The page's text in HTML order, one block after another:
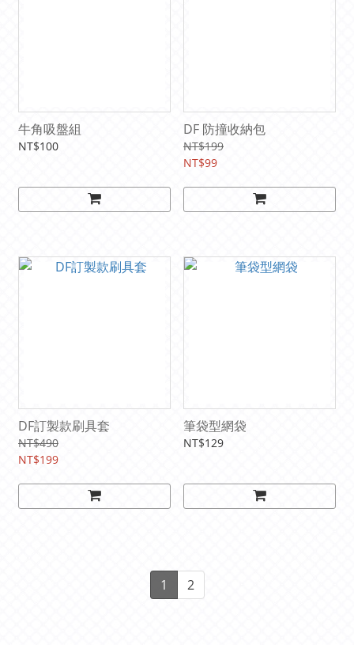
牛角吸盤組
NT$100
DF 防撞收納包
NT$199
NT$99
DF訂製款刷具套
NT$490
NT$199
筆袋型網袋
NT$129
1 2